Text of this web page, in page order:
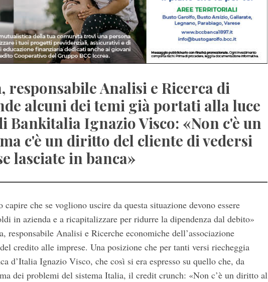
responsabile Analisi e Ricerca di
alcuni dei temi già portati alla luce
Bankitalia Ignazio Visco: «Non c'è un
c'è un diritto del cliente di vedersi
lasciate in banca»
che se vogliono uscire da questa situazione devono essere
in azienda e a ricapitalizzare per ridurre la dipendenza dal debito»
responsabile Analisi e Ricerche economiche dell’associazione
credito alle imprese. Una posizione che per tanti versi riecheggia
d’Italia Ignazio Visco, che così si era espresso su quello che, da
dei problemi del sistema Italia, il credit crunch: «Non c’è un diritto al